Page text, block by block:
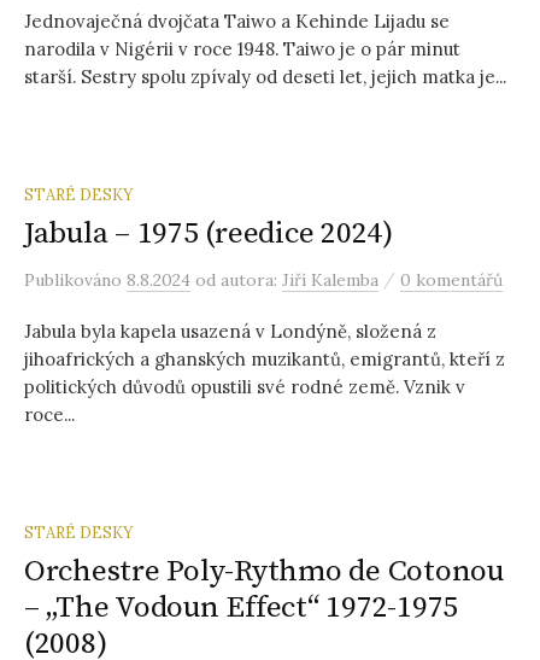
Jednovaječná dvojčata Taiwo a Kehinde Lijadu se
narodila v Nigérii v roce 1948. Taiwo je o pár minut
starší. Sestry spolu zpívaly od deseti let, jejich matka je...
STARÉ DESKY
Jabula – 1975 (reedice 2024)
Publikováno 8.8.2024 od autora: Jiří Kalemba / 0 komentářů
Jabula byla kapela usazená v Londýně, složená z
jihoafrických a ghanských muzikantů, emigrantů, kteří z
politických důvodů opustili své rodné země. Vznik v
roce...
STARÉ DESKY
Orchestre Poly-Rythmo de Cotonou
– „The Vodoun Effect“ 1972-1975
(2008)